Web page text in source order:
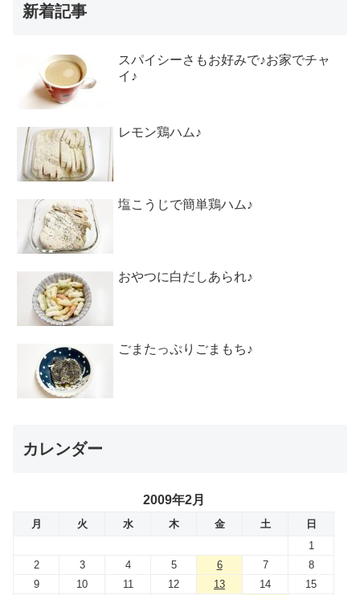
新着記事
スパイシーさもお好みで♪お家でチャ
イ♪
レモン鶏ハム♪
塩こうじで簡単鶏ハム♪
おやつに白だしあられ♪
ごまたっぷりごまもち♪
カレンダー
2009年2月
月 火 水 木 金 土
日
1
2
3 4 5 6 7
8
9
10 11 12 13 14
15